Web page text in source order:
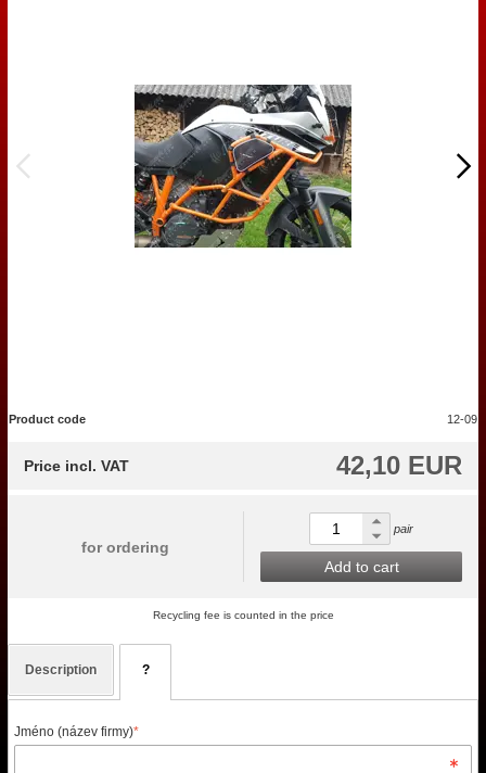
Product code 12-09
42,10 EUR
Price incl. VAT
for ordering
pair
Add to cart
Recycling fee is counted in the price
Description ?
Jméno (název firmy)*